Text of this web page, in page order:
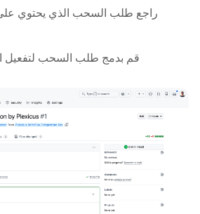
راجع طلب السحب الذي يحتوي
قم بدمج طلب السحب لتفعيل